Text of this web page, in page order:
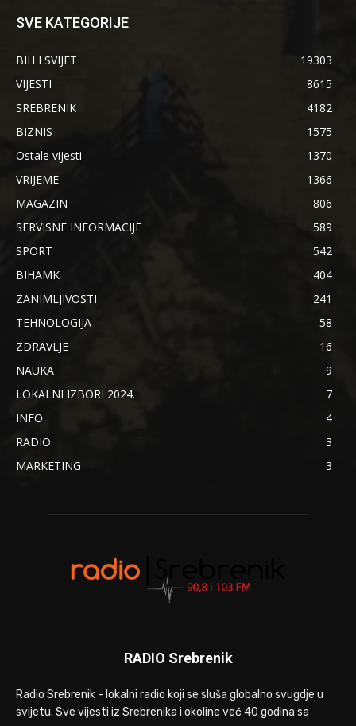
SVE KATEGORIJE
BIH I SVIJET
19303
VIJESTI
8615
SREBRENIK
4182
BIZNIS
1575
Ostale vijesti
1370
VRIJEME
1366
MAGAZIN
806
SERVISNE INFORMACIJE
589
SPORT
542
BIHAMK
404
ZANIMLJIVOSTI
241
TEHNOLOGIJA
58
ZDRAVLJE
16
NAUKA
9
LOKALNI IZBORI 2024.
7
INFO
4
RADIO
3
MARKETING
3
RADIO Srebrenik
Radio Srebrenik - lokalni radio koji se sluša globalno svugdje u
svijetu. Sve vijesti iz Srebrenika i okoline već 40 godina sa